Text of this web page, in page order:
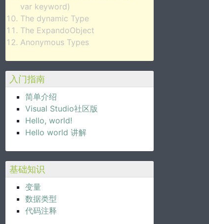
var keyword)
The dynamic Type
The ExpandoObject
Anonymous Types
入门指南
简单介绍
Visual Studio社区版
Hello, world!
Hello world 讲解
基础知识
变量
数据类型
代码注释